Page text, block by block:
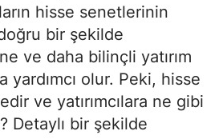
hisse senetlerinin
bir şekilde
ve daha bilinçli yatırım
yardımcı olur. Peki, hisse
ve yatırımcılara ne gibi
Detaylı bir şekilde